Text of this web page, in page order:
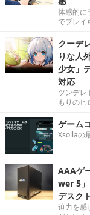
体感的に
でプレイ
クーデ
りな人
少女」
対応
ツンデレ
もりのヒ
ゲーム
Xsollaの
AAAゲ
wer 5
デスク
迫力を感